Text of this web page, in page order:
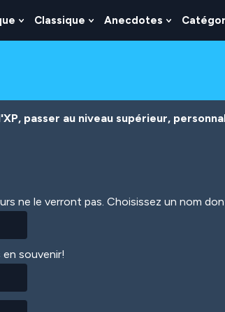
Show
Submenu
Classique
Show
Submenu
Anecdotes
Show
Submenu
passer au niveau supérieur,
ne le verront pas. Choisissez un nom
souvenir!